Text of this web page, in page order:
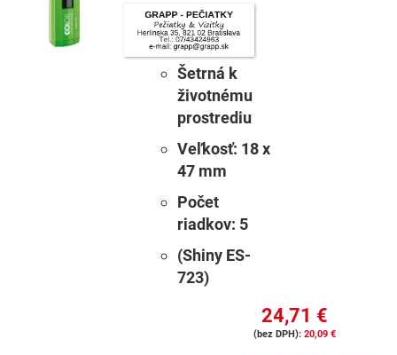
Šetrná k
životnému
prostrediu
Veľkosť: 18 x
47 mm
Počet
riadkov: 5
(Shiny ES-
723)
24,71 €
20,09 €